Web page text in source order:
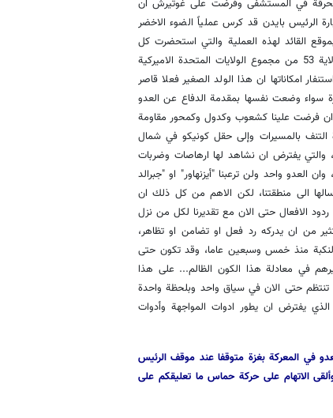
في المستشفى وفرضت على غوتيرش ان
الرئيس بايدن قد كرس عملياً الضوء الاخضر
القائد لهذه العملية والتي استحضرت كل
ادواتها الممكنة والمتاحة لمنع كيان العدو من الانهيار، وللتثبيت ان الولاية 53 من مجموع الولايات المتحدة الاميركية
امكاناتها ان هذا الولد الصغير فعلا قاصر
سواء وضعت نفسها بمقدمة الدفاع عن العدو
ان فرضت علينا كشعوب وكدول وكمحور مقاومة
التنف بالمسيرات وإلى حقل كونيكو في شمال
والتي يفترض ان نشاهد لها ارهاصات وضربات
العدو واحد ولن ترعبنا "أيزنهاور" او "جبرالد
الى منطقتنا، لكن الاهم من كل ذلك ان
الافعال حتى الان مع تقديرنا لكل من نزل
من ان يدركه رد فعل او تضامن او تظاهر،
منذ خمس وسبعين عاما، وقد تكون حتى
في معادلة هذا الكون الظالم... على هذا
حتى الان في سياق واحد وبلحظة واحدة
الذي يفترض ان يطور ادوات المواجهة وأدوات
في المعركة بغزة متوقفا عند موقف الرئيس
الاتهام على حركة حماس ما تعليقكم على